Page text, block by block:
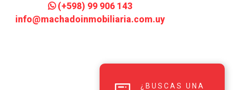
(+598) 99 906 143
info@machadoinmobiliaria.com.uy
¿BUSCAS UNA